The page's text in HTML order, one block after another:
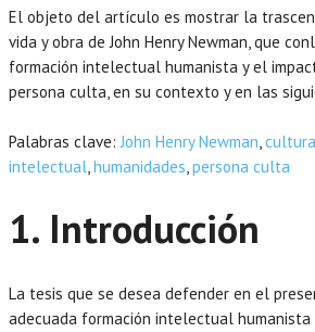
El objeto del artículo es mostrar la
vida y obra de John Henry Newman, que
formación intelectual humanista y el
persona culta, en su contexto y en las
Palabras clave:John Henry Newman,cultura
intelectual,humanidades,persona culta
1. Introducción
La tesis que se desea defender en el
adecuada formación intelectual